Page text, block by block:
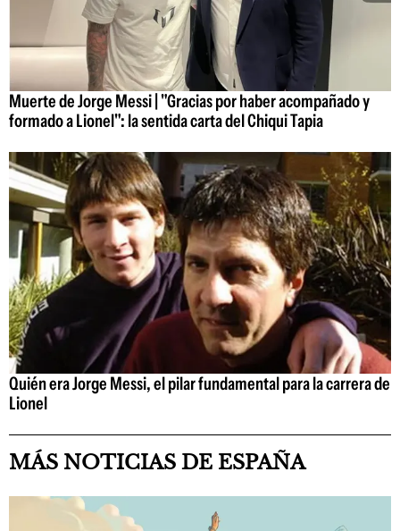
Muerte de Jorge Messi | "Gracias por haber acompañado y
formado a Lionel": la sentida carta del Chiqui Tapia
Quién era Jorge Messi, el pilar fundamental para la carrera de
Lionel
MÁS NOTICIAS DE ESPAÑA